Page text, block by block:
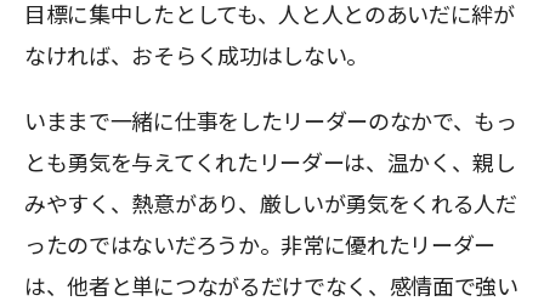
目標に集中したとしても、人と人とのあいだに絆が
なければ、おそらく成功はしない。
いままで一緒に仕事をしたリーダーのなかで、もっ
とも勇気を与えてくれたリーダーは、温かく、親し
みやすく、熱意があり、厳しいが勇気をくれる人だ
ったのではないだろうか。非常に優れたリーダー
は、他者と単につながるだけでなく、感情面で強い